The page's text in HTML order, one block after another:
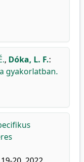
, Dóka, L. F.:
gyakorlatban.